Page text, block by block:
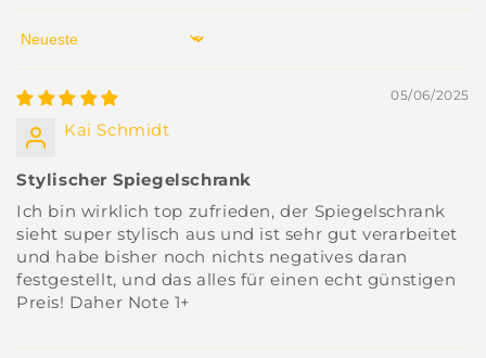
Sort by
05/06/2025
Kai Schmidt
Stylischer Spiegelschrank
Ich bin wirklich top zufrieden, der Spiegelschrank
sieht super stylisch aus und ist sehr gut verarbeitet
und habe bisher noch nichts negatives daran
festgestellt, und das alles für einen echt günstigen
Preis! Daher Note 1+